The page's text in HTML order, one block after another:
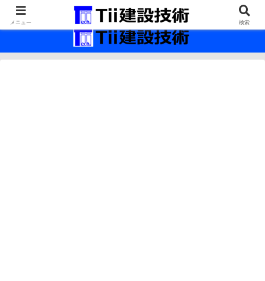
最新の建設技術の情報インフラ。
メニュー 検索